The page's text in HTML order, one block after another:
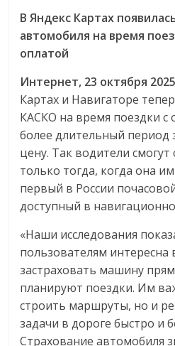
В Яндекс Картах
автомобиля на время
оплатой
Интернет, 23 октября
Картах и Навигаторе
КАСКО на время поездки с
более длительный период
цену. Так водители
только тогда, когда она
первый в России
доступный в
«Наши исследования
пользователям интересна
застраховать машину
планируют поездки. Им
строить маршруты, но и
задачи в дороге быстро и
Страхование автомобиля